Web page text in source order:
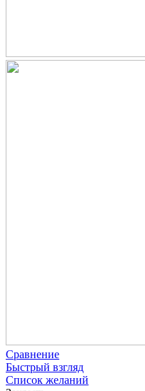
Сравнение
Быстрый взгляд
Список желаний